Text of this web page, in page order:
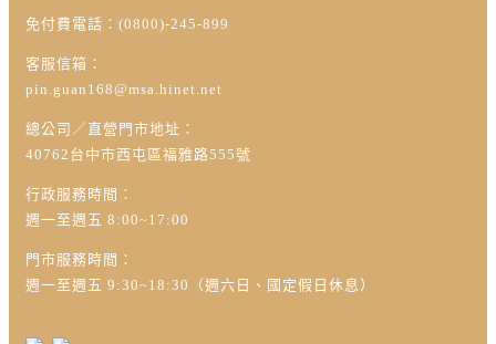
免付費電話：(0800)-245-899
客服信箱：
pin.guan168@msa.hinet.net
總公司／直營門市地址：
40762台中市西屯區福雅路555號
行政服務時間：
週一至週五 8:00~17:00
門市服務時間：
週一至週五 9:30~18:30（週六日、國定假日休息）